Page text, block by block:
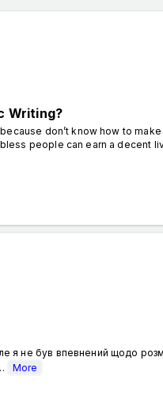
Writing?
don’t know how to
people can earn a decent
я не був впевнений щодо
More